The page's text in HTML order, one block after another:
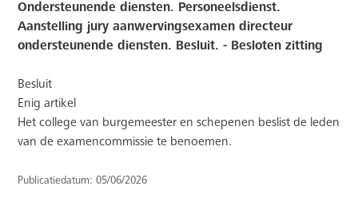
Ondersteunende diensten. Personeelsdienst.
Aanstelling jury aanwervingsexamen directeur
ondersteunende diensten. Besluit. - Besloten zitting
Besluit
Enig artikel
Het college van burgemeester en schepenen beslist de leden
van de examencommissie te benoemen.
Publicatiedatum: 05/06/2026